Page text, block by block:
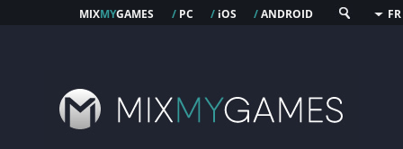
mixmygames / pc / ios /android FR